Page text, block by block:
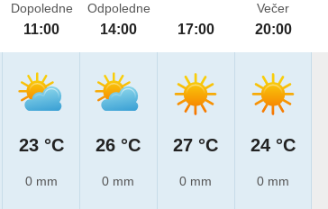
Dopoledne
11:00
23 °C
0 mm
Odpoledne
14:00
26 °C
0 mm
17:00
27 °C
0 mm
Večer
20:00
24 °C
0 mm